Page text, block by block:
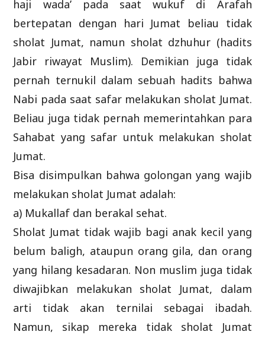
haji wada’ pada saat wukuf di Arafah
bertepatan dengan hari Jumat beliau tidak
sholat Jumat, namun sholat dzhuhur (hadits
Jabir riwayat Muslim). Demikian juga tidak
pernah ternukil dalam sebuah hadits bahwa
Nabi pada saat safar melakukan sholat Jumat.
Beliau juga tidak pernah memerintahkan para
Sahabat yang safar untuk melakukan sholat
Jumat.
Bisa disimpulkan bahwa golongan yang wajib
melakukan sholat Jumat adalah:
a) Mukallaf dan berakal sehat.
Sholat Jumat tidak wajib bagi anak kecil yang
belum baligh, ataupun orang gila, dan orang
yang hilang kesadaran. Non muslim juga tidak
diwajibkan melakukan sholat Jumat, dalam
arti tidak akan ternilai sebagai ibadah.
Namun, sikap mereka tidak sholat Jumat